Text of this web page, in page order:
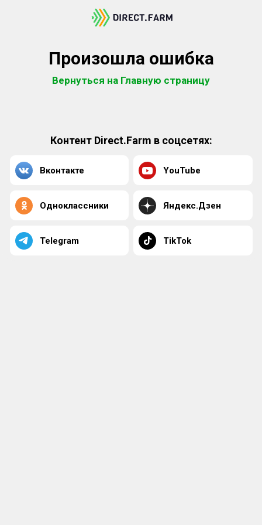
Произошла ошибка
Вернуться на Главную страницу
Контент Direct.Farm в соцсетях:
Вконтакте YouTube
Одноклассники Яндекс.Дзен
Telegram TikTok